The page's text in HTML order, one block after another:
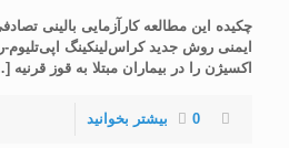
چکیده این مطالعه کارآزمایی بالینی
اکسیژن را در بیماران مبتلا به قوز قرنیه
0 بیشتر بخوانید